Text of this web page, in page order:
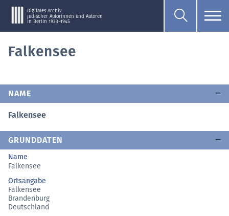
Digitales Archiv
jüdischer Autorinnen und Autoren
in Berlin 1933–1945
Falkensee
NAME
Falkensee
GRUNDDATEN
Name
Falkensee
Ortsangabe
Falkensee
Brandenburg
Deutschland